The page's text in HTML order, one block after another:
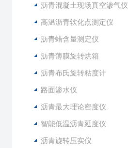
沥青混凝土现场真空渗气仪
高温沥青软化点测定仪
沥青蜡含量测定仪
沥青薄膜旋转烘箱
沥青布氏旋转粘度计
路面渗水仪
沥青最大理论密度仪
智能低温沥青延度仪
沥青旋转压实仪